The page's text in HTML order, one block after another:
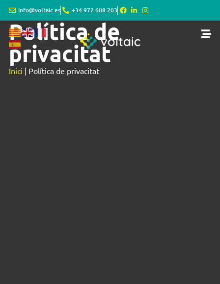
info@voltaic.es +34 972 608 203
Política de
privacitat
Inici | Política de privacitat